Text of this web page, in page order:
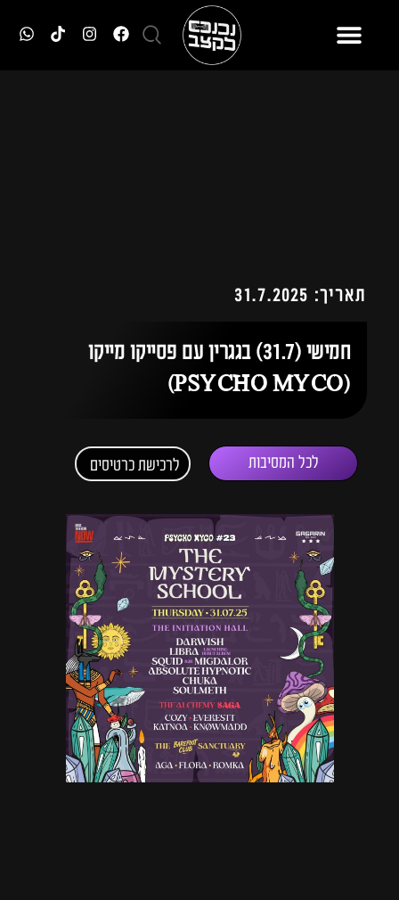
תאריך: 31.7.2025
חמישי (31.7) בגגרין עם פסייקו מייקו
(PSYCHO MYCO)
לכל המסיבות לרכישת כרטיסים